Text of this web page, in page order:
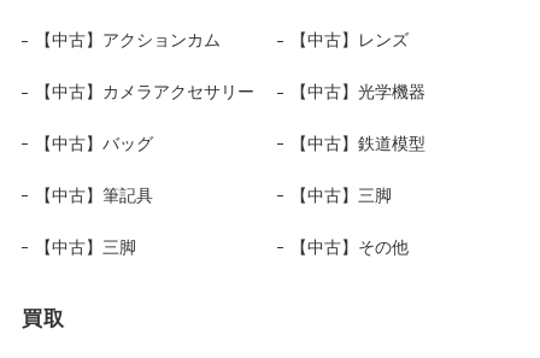
【中古】アクションカム 【中古】レンズ
【中古】カメラアクセサリー 【中古】光学機器
【中古】バッグ 【中古】鉄道模型
【中古】筆記具 【中古】三脚
【中古】三脚 【中古】その他
買取